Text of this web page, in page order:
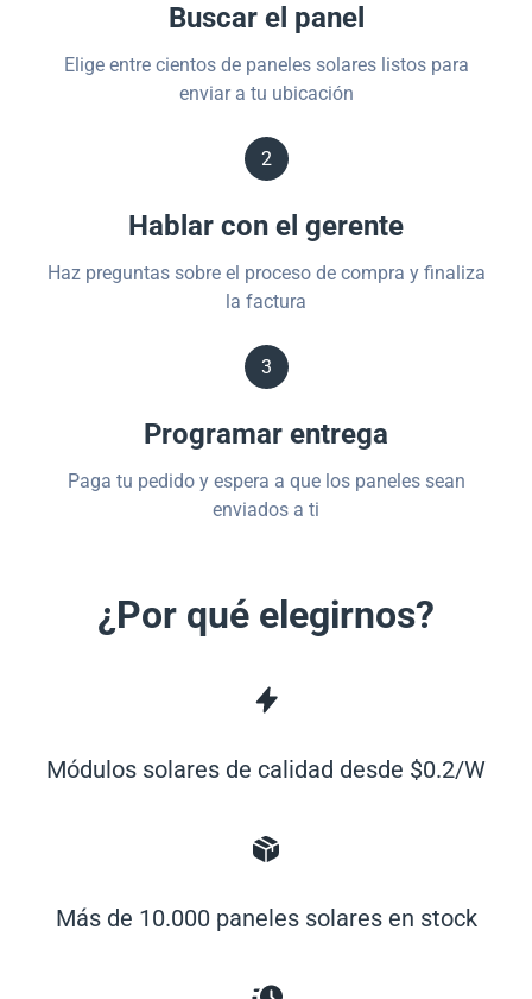
Buscar el panel
Elige entre cientos de paneles solares listos para
enviar a tu ubicación
2
Hablar con el gerente
Haz preguntas sobre el proceso de compra y finaliza
la factura
3
Programar entrega
Paga tu pedido y espera a que los paneles sean
enviados a ti
¿Por qué elegirnos?
Módulos solares de calidad desde $0.2/W
Más de 10.000 paneles solares en stock